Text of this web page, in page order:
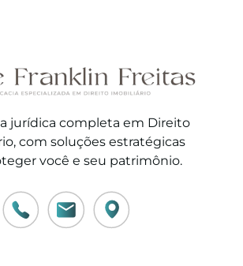
jurídica completa em Direito
com soluções estratégicas
você e seu patrimônio.